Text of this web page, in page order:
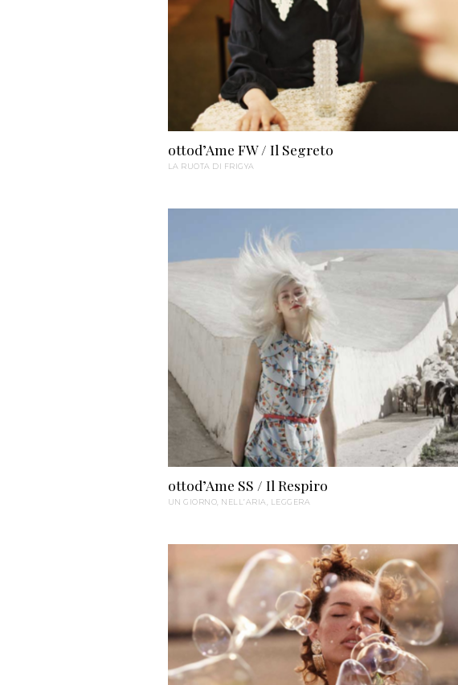
ottod’Ame FW / Il Segreto
LA RUOTA DI FRIGYA
ottod’Ame SS / Il Respiro
UN GIORNO, NELL’ARIA, LEGGERA